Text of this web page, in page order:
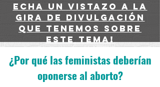
echa un vistazo a la
gira de divulgación
que tenemos sobre
este tema!
¿Por qué las feministas deberían
oponerse al aborto?